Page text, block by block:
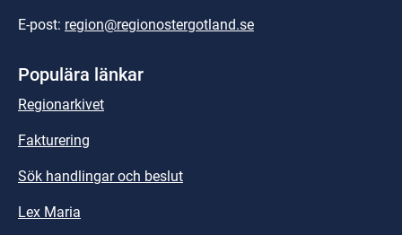
E-post: region@regionostergotland.se
Populära länkar
Regionarkivet
Fakturering
Sök handlingar och beslut
Lex Maria